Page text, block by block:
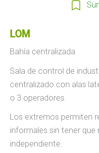
LOM
Bahía centralizada
Sala de control de
centralizado con alas
o 3 operadores.
Los extremos permiten
informales sin tener que
independiente.